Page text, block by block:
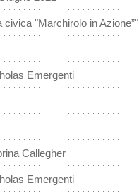
civica "Marchirolo in Azione”"
Emergenti
Callegher
Emergenti